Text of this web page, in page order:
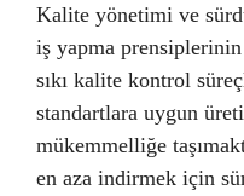
Kalite yönetimi ve
iş yapma
sıkı kalite kontrol
standartlara uygun
mükemmelliğe
en aza indirmek için